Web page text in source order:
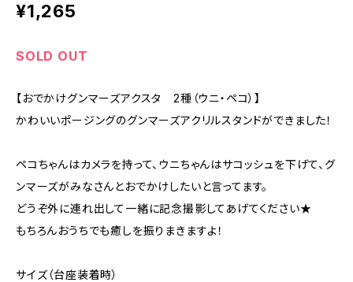
¥1,265
SOLD OUT
【おでかけグンマーズアクスタ 2種（ウニ・ペコ）】
かわいいポージングのグンマーズアクリルスタンドができました！
ペコちゃんはカメラを持って、ウニちゃんはサコッシュを下げて、グ
ンマーズがみなさんとおでかけしたいと言ってます。
どうぞ外に連れ出して一緒に記念撮影してあげてください★
もちろんおうちでも癒しを振りまきますよ！
サイズ（台座装着時）